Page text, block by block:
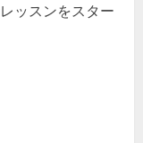
ッスンをスター